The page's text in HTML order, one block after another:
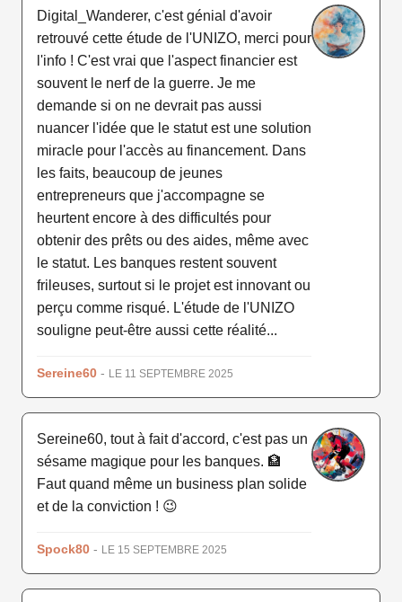
Digital_Wanderer, c'est génial d'avoir
retrouvé cette étude de l'UNIZO, merci pour
l'info ! C'est vrai que l'aspect financier est
souvent le nerf de la guerre. Je me
demande si on ne devrait pas aussi
nuancer l'idée que le statut est une solution
miracle pour l'accès au financement. Dans
les faits, beaucoup de jeunes
entrepreneurs que j'accompagne se
heurtent encore à des difficultés pour
obtenir des prêts ou des aides, même avec
le statut. Les banques restent souvent
frileuses, surtout si le projet est innovant ou
perçu comme risqué. L'étude de l'UNIZO
souligne peut-être aussi cette réalité...
Sereine60 - LE 11 SEPTEMBRE 2025
Sereine60, tout à fait d'accord, c'est pas un
sésame magique pour les banques. 🏦
Faut quand même un business plan solide
et de la conviction ! 😉
Spock80 - LE 15 SEPTEMBRE 2025